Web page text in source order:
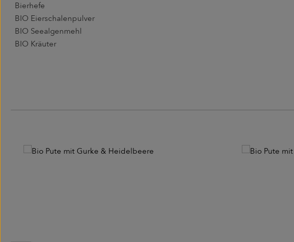
Bierhefe
BIO Eierschalenpulver
BIO Seealgenmehl
BIO Kräuter